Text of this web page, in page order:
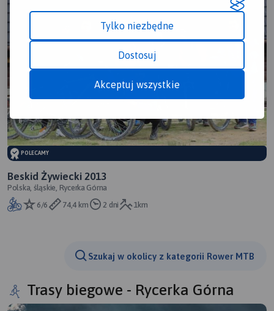
Tylko niezbędne
Dostosuj
Akceptuj wszystkie
POLECAMY
Beskid Żywiecki 2013
Polska, śląskie, Rycerka Górna
6/6
74,4 km 2 dni 1km
Szukaj w okolicy z kategorii Rower MTB
Trasy biegowe - Rycerka Górna